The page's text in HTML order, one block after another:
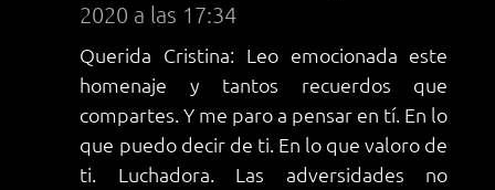
2020 a las 17:34
Querida Cristina: Leo emocionada este
homenaje y tantos recuerdos que
compartes. Y me paro a pensar en tí. En lo
que puedo decir de ti. En lo que valoro de
ti. Luchadora. Las adversidades no